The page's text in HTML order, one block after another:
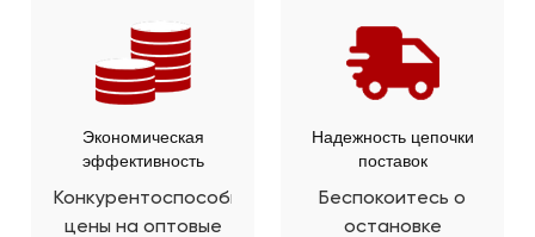
покроем вашу
сумму с помощью
нашей зрелой
производственной
линии.
требованиям
продукта и
придать вам
уникальный вкус с
помощью PRB.
Экономическая
эффективность
Конкурентоспособные
цены на оптовые
Надежность цепочки
поставок
Беспокоитесь о
остановке